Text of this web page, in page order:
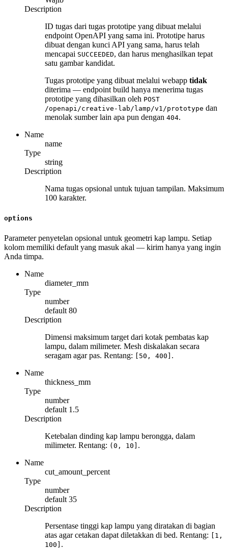
Description
ID tugas dari tugas prototipe yang dibuat melalui
endpoint OpenAPI yang sama ini. Prototipe harus
dibuat dengan kunci API yang sama, harus telah
mencapai SUCCEEDED, dan harus menghasilkan tepat
satu gambar kandidat.
Tugas prototipe yang dibuat melalui webapp tidak
diterima — endpoint build hanya menerima tugas
prototipe yang dihasilkan oleh POST
/openapi/creative-lab/lamp/v1/prototype dan
menolak sumber lain apa pun dengan 404.
Name
name
Type
string
Description
Nama tugas opsional untuk tujuan tampilan. Maksimum
100 karakter.
options
Parameter penyetelan opsional untuk geometri kap lampu. Setiap
kolom memiliki default yang masuk akal — kirim hanya yang ingin
Anda timpa.
Name
diameter_mm
Type
number
default 80
Description
Dimensi maksimum target dari kotak pembatas kap
lampu, dalam milimeter. Mesh diskalakan secara
seragam agar pas. Rentang: [50, 400] .
Name
thickness_mm
Type
number
default 1.5
Description
Ketebalan dinding kap lampu berongga, dalam
milimeter. Rentang: (0, 10] .
Name
cut_amount_percent
Type
number
default 35
Description
Persentase tinggi kap lampu yang diratakan di bagian
atas agar cetakan dapat diletakkan di bed. Rentang: [1,
100] .